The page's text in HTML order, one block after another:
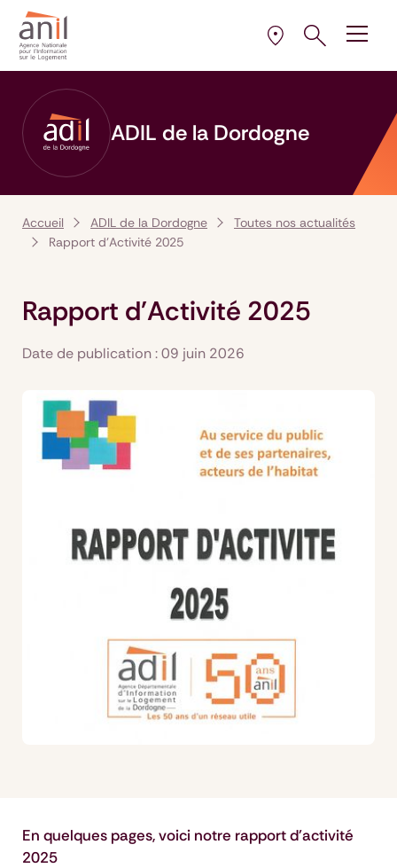
Aller au contenu
Aller à la navigation principale
Aller menu pied de page
Sélectionner
la plus proche de
Ouvrir le
ADIL de la Dordogne
Accueil ADIL de la Dordogne
Toutes nos actualités
Rapport d'Activité 2025
Rapport d'Activité 2025
Date de publication : 09 juin 2026
En quelques pages, voici notre rapport d'activité
2025